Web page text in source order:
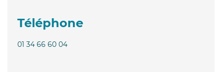
Téléphone
01 34 66 60 04